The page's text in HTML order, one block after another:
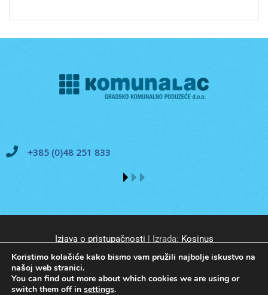
+385 (0)48 251 833
Izjava o pristupačnosti | Izrada: Kosinus
Koristimo kolačiće kako bismo vam pružili najbolje iskustvo na
našoj web stranici.
You can find out more about which cookies we are using or
switch them off in settings.